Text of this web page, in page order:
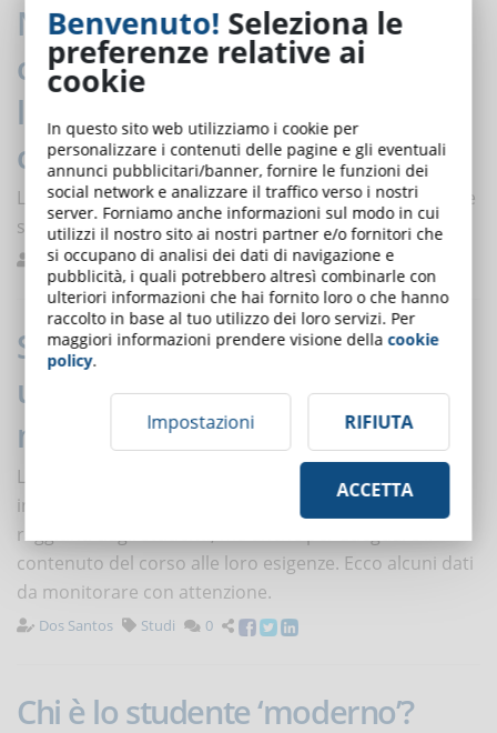
Neuroscienze e formazione:
come migliorare
l'apprendimento di nuove
competenze
L'85% del successo lavorativo dipende dalle soft skills e
solo il 15% dipende dalle competenze tecniche.
De Domenico Ricerche 0
Statistiche ed eLearning: come
utilizzare i dati sugli studenti per
migliorare un corso online
Le statistiche di un corso online sono una miniera di
informazioni utili non solo per valutare i risultati
raggiunti dagli studenti, ma anche per adeguare il
contenuto del corso alle loro esigenze. Ecco alcuni dati
da monitorare con attenzione.
Dos Santos Studi 0
Chi è lo studente ‘moderno’?
Benvenuto! Seleziona le
preferenze relative ai
cookie
In questo sito web utilizziamo i cookie per
personalizzare i contenuti delle pagine e gli eventuali
annunci pubblicitari/banner, fornire le funzioni dei
social network e analizzare il traffico verso i nostri
server. Forniamo anche informazioni sul modo in cui
utilizzi il nostro sito ai nostri partner e/o fornitori che
si occupano di analisi dei dati di navigazione e
pubblicità, i quali potrebbero altresì combinarle con
ulteriori informazioni che hai fornito loro o che hanno
raccolto in base al tuo utilizzo dei loro servizi. Per
maggiori informazioni prendere visione dellacookie
policy.
Impostazioni RIFIUTA
ACCETTA